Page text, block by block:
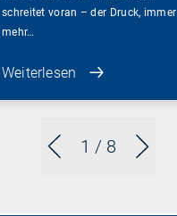
1 / 8
schreitet voran – der Druck, immer
mehr…
Weiterlesen